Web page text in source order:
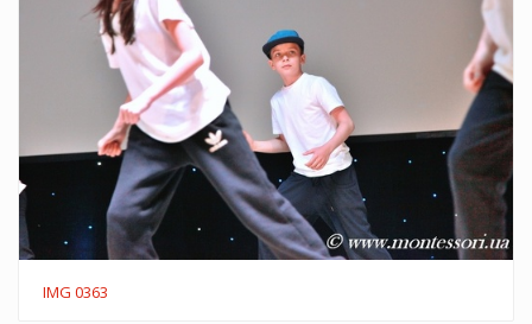
IMG 0363